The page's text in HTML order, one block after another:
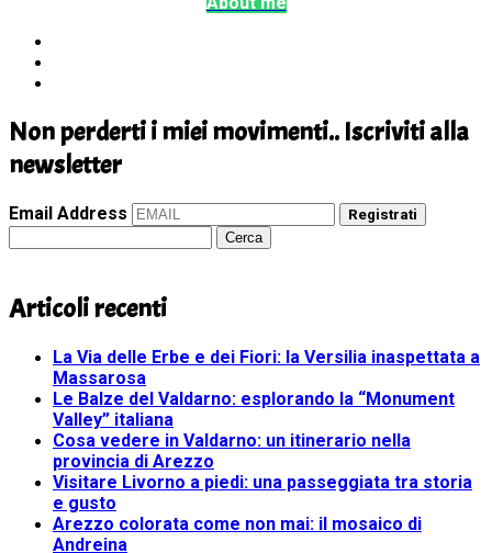
Non perderti i miei movimenti.. Iscriviti alla
newsletter
Email Address Registrati
per:
Articoli recenti
La Via delle Erbe e dei Fiori: la Versilia inaspettata a
Massarosa
Le Balze del Valdarno: esplorando la “Monument
Valley” italiana
Cosa vedere in Valdarno: un itinerario nella
provincia di Arezzo
Visitare Livorno a piedi: una passeggiata tra storia
e gusto
Arezzo colorata come non mai: il mosaico di
Andreina